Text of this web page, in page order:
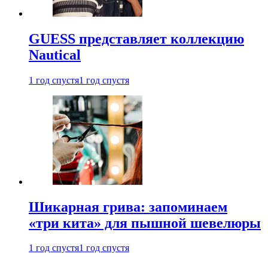
GUESS представляет коллекцию
Nautical
1 год спустя1 год спустя
Шикарная грива: запоминаем
«три кита» для пышной шевелюры
1 год спустя1 год спустя